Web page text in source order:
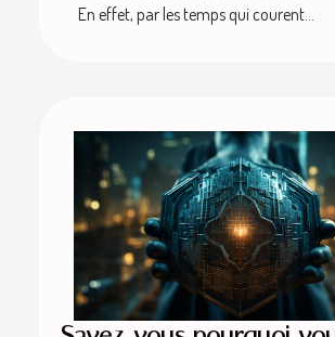
En effet, par les temps qui courent...